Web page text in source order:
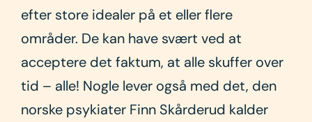
efter store idealer på et eller flere
områder. De kan have svært ved at
acceptere det faktum, at alle skuffer over
tid – alle! Nogle lever også med det, den
norske psykiater Finn Skårderud kalder